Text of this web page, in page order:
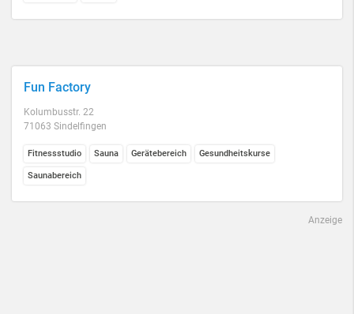
Fun Factory
Kolumbusstr. 22
71063 Sindelfingen
Fitnessstudio Sauna Gerätebereich Gesundheitskurse
Saunabereich
Anzeige